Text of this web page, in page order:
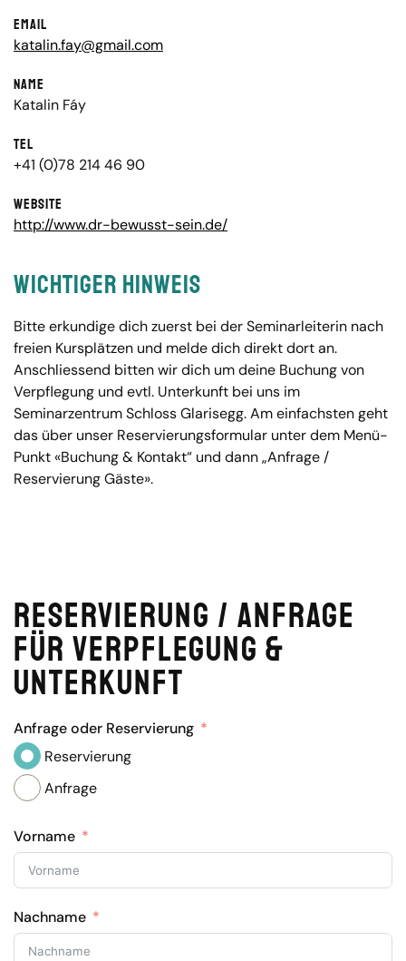
Email
katalin.fay@gmail.com
Name
Katalin Fáy
Tel
+41 (0)78 214 46 90
Website
http://www.dr-bewusst-sein.de/
Wichtiger Hinweis
Bitte erkundige dich zuerst bei der Seminarleiterin nach
freien Kursplätzen und melde dich direkt dort an.
Anschliessend bitten wir dich um deine Buchung von
Verpflegung und evtl. Unterkunft bei uns im
Seminarzentrum Schloss Glarisegg. Am einfachsten geht
das über unser Reservierungsformular unter dem Menü-
Punkt «Buchung & Kontakt“ und dann „Anfrage /
Reservierung Gäste».
Reservierung / Anfrage
für Verpflegung &
Unterkunft
Anfrage oder Reservierung
Reservierung
Anfrage
Vorname
Nachname